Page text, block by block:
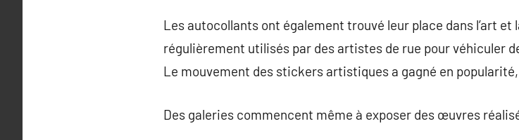
Les autocollants ont également trouvé leur place dans l’art
régulièrement utilisés par des artistes de rue pour véhiculer
Le mouvement des stickers artistiques a gagné en
Des galeries commencent même à exposer des œuvres